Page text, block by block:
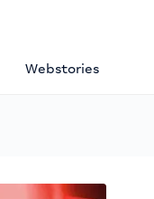
Webstories